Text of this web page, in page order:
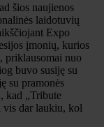
šios naujienos
laidotuvių
Expo
įmonių, kurios
priklausomai nuo
buvo susiję su
su pramonės
kad „Tribute
vis dar laukiu, kol